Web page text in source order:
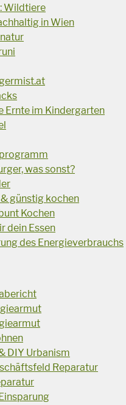
Wildtiere
in Wien
Ernte im Kindergarten
was sonst?
günstig kochen
Kochen
dein Essen
des Energieverbrauchs
DIY Urbanism
Reparatur